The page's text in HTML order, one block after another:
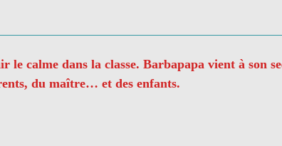
calme dans la classe. Barbapapa vient à son
du maître… et des enfants.